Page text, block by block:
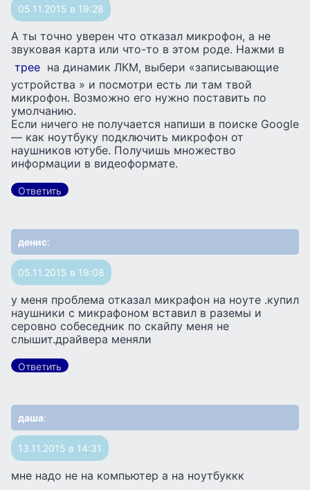
05.11.2015 в 19:28
А ты точно уверен что отказал микрофон, а не
звуковая карта или что-то в этом роде. Нажми в
трее на динамик ЛКМ, выбери «записывающие
устройства » и посмотри есть ли там твой
микрофон. Возможно его нужно поставить по
умолчанию.
Если ничего не получается напиши в поиске Google
— как ноутбуку подключить микрофон от
наушников ютубе. Получишь множество
информации в видеоформате.
Ответить
денис:
05.11.2015 в 19:08
у меня проблема отказал микрафон на ноуте .купил
наушники с микрафоном вставил в раземы и
серовно собеседник по скайпу меня не
слышит.драйвера меняли
Ответить
даша:
13.11.2015 в 14:31
мне надо не на компьютер а на ноутбуккк